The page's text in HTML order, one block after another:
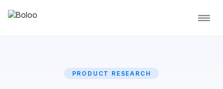
PRODUCT RESEARCH